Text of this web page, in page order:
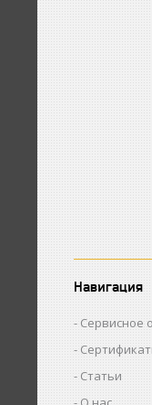
Навигация
Сервисное
Статьи